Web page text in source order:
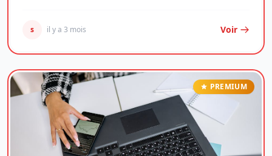
s il y a 3 mois Voir
PREMIUM